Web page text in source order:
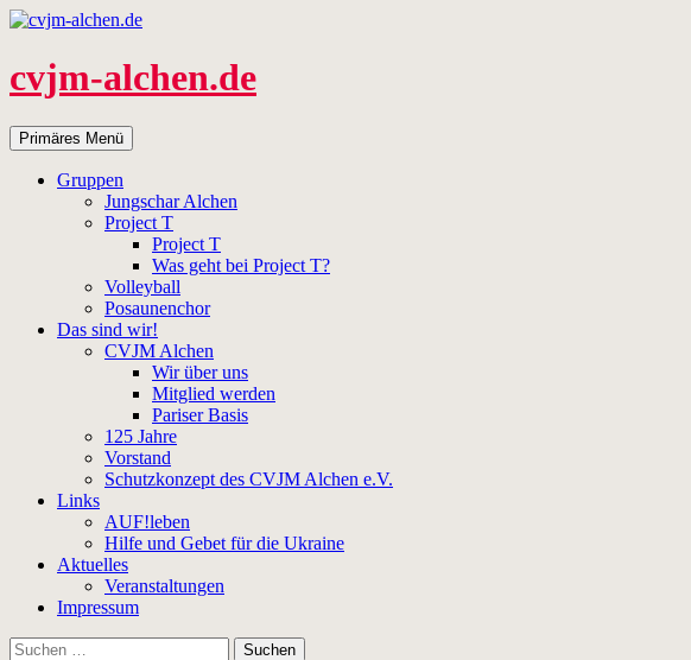
Zum
springen
cvjm-alchen.de
Suchen
Primäres Menü
Gruppen
Jungschar Alchen
Project T
Project T
Was geht bei Project T?
Volleyball
Posaunenchor
Das sind wir!
CVJM Alchen
Wir über uns
Mitglied werden
Pariser Basis
125 Jahre
Vorstand
Schutzkonzept des CVJM Alchen e.V.
Links
AUF!leben
Hilfe und Gebet für die Ukraine
Aktuelles
Veranstaltungen
Impressum
Suchen